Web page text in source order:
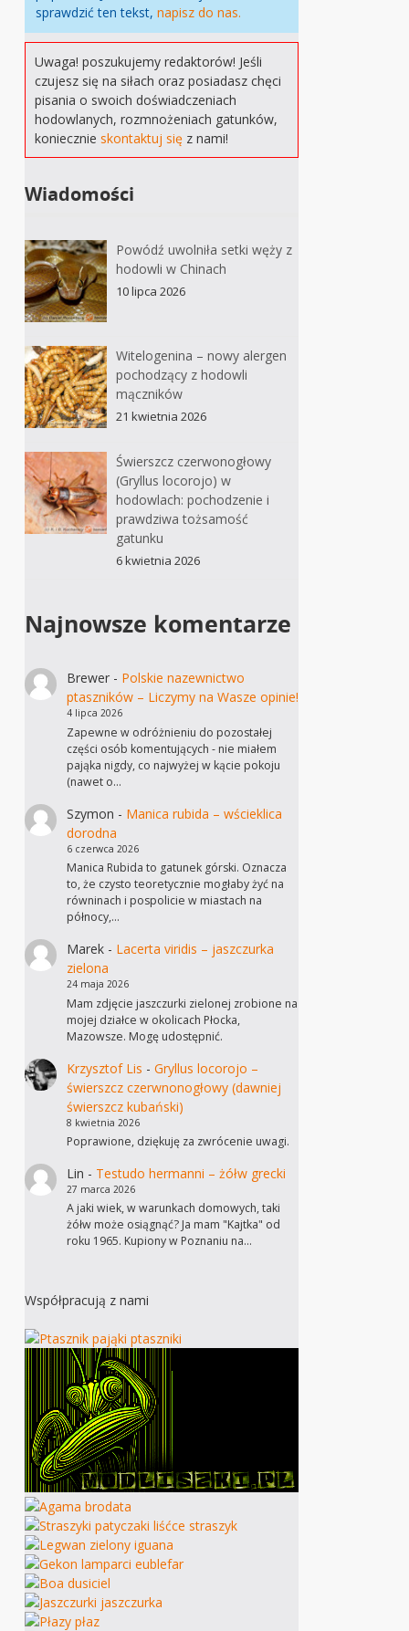
sprawdzić ten tekst,napisz do nas.
Uwaga! poszukujemy redaktorów! Jeśli
czujesz się na siłach oraz posiadasz chęci
pisania o swoich doświadczeniach
hodowlanych, rozmnożeniach gatunków,
koniecznieskontaktuj się z nami!
Wiadomości
Powódź uwolniła setki węży z
hodowli w Chinach
10 lipca 2026
Witelogenina – nowy alergen
pochodzący z hodowli
mączników
21 kwietnia 2026
Świerszcz czerwonogłowy
(Gryllus locorojo) w
hodowlach: pochodzenie i
prawdziwa tożsamość
gatunku
6 kwietnia 2026
Najnowsze komentarze
Brewer- Polskie nazewnictwo
ptaszników – Liczymy na Wasze opinie!
4 lipca 2026
Zapewne w odróżnieniu do pozostałej
części osób komentujących - nie miałem
pająka nigdy, co najwyżej w kącie pokoju
(nawet o…
Szymon - Manica rubida – wścieklica
dorodna
6 czerwca 2026
Manica Rubida to gatunek górski. Oznacza
to, że czysto teoretycznie mogłaby żyć na
równinach i pospolicie w miastach na
północy,…
Marek- Lacerta viridis – jaszczurka
zielona
24 maja 2026
Mam zdjęcie jaszczurki zielonej zrobione na
mojej działce w okolicach Płocka,
Mazowsze. Mogę udostępnić.
Krzysztof Lis - Gryllus locorojo –
świerszcz czerwnonogłowy (dawniej
świerszcz kubański)
8 kwietnia 2026
Poprawione, dziękuję za zwrócenie uwagi.
Lin - Testudo hermanni – żółw grecki
27 marca 2026
A jaki wiek, w warunkach domowych, taki
żółw może osiągnąć? Ja mam "Kajtka" od
roku 1965. Kupiony w Poznaniu na…
Współpracują z nami